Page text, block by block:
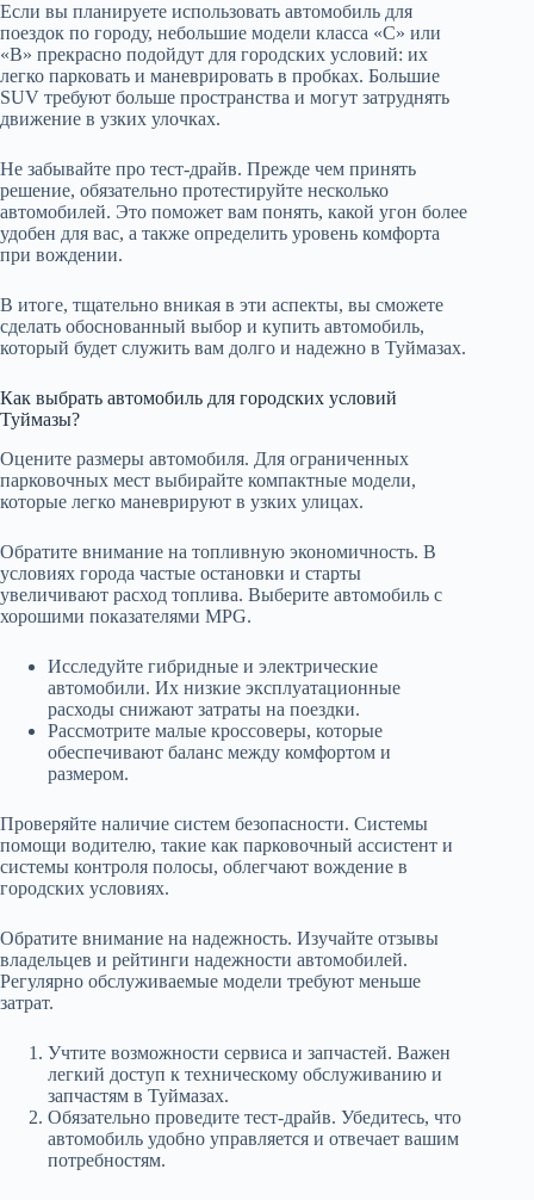
Если вы планируете использовать автомобиль для
поездок по городу, небольшие модели класса «С» или
«В» прекрасно подойдут для городских условий: их
легко парковать и маневрировать в пробках. Большие
SUV требуют больше пространства и могут затруднять
движение в узких улочках.
Не забывайте про тест-драйв. Прежде чем принять
решение, обязательно протестируйте несколько
автомобилей. Это поможет вам понять, какой угон более
удобен для вас, а также определить уровень комфорта
при вождении.
В итоге, тщательно вникая в эти аспекты, вы сможете
сделать обоснованный выбор и купить автомобиль,
который будет служить вам долго и надежно в Туймазах.
Как выбрать автомобиль для городских условий
Туймазы?
Оцените размеры автомобиля. Для ограниченных
парковочных мест выбирайте компактные модели,
которые легко маневрируют в узких улицах.
Обратите внимание на топливную экономичность. В
условиях города частые остановки и старты
увеличивают расход топлива. Выберите автомобиль с
хорошими показателями MPG.
Исследуйте гибридные и электрические
автомобили. Их низкие эксплуатационные
расходы снижают затраты на поездки.
Рассмотрите малые кроссоверы, которые
обеспечивают баланс между комфортом и
размером.
Проверяйте наличие систем безопасности. Системы
помощи водителю, такие как парковочный ассистент и
системы контроля полосы, облегчают вождение в
городских условиях.
Обратите внимание на надежность. Изучайте отзывы
владельцев и рейтинги надежности автомобилей.
Регулярно обслуживаемые модели требуют меньше
затрат.
Учтите возможности сервиса и запчастей. Важен
легкий доступ к техническому обслуживанию и
запчастям в Туймазах.
Обязательно проведите тест-драйв. Убедитесь, что
автомобиль удобно управляется и отвечает вашим
потребностям.